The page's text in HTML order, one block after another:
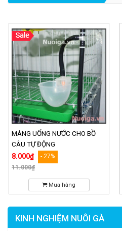
MÁNG UỐNG NƯỚC CHO BỒ
CÂU TỰ ĐỘNG
8.000₫
- 27%
11.000₫
Mua hàng
KINH NGHIỆM NUÔI GÀ